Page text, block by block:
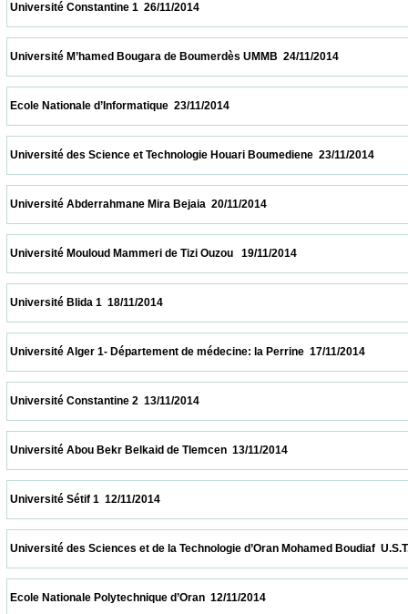
Université Constantine 1  26/11/2014
Université M’hamed Bougara de Boumerdès UMMB  24/11/
Ecole Nationale d’Informatique  23/11/2014
Université des Science et Technologie Houari Boumediene  23/
Université Abderrahmane Mira Bejaia  20/11/2014
Université Mouloud Mammeri de Tizi Ouzou   19/11/2014
Université Blida 1  18/11/2014
Université Alger 1- Département de médecine: la Perrine  17/
Université Constantine 2  13/11/2014
Université Abou Bekr Belkaid de Tlemcen  13/11/2014
Université Sétif 1  12/11/2014
Université des Sciences et de la Technologie d’Oran Mohamed
Ecole Nationale Polytechnique d’Oran  12/11/2014